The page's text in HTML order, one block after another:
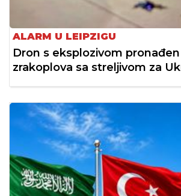
ALARM U LEIPZIGU
Dron s eksplozivom
zrakoplova sa streljivom za